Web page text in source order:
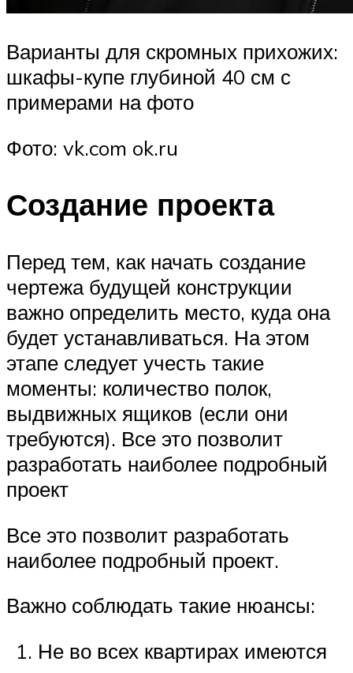
Варианты для скромных прихожих:
шкафы-купе глубиной 40 см с
примерами на фото
Фото: vk.com ok.ru
Создание проекта
Перед тем, как начать создание
чертежа будущей конструкции
важно определить место, куда она
будет устанавливаться. На этом
этапе следует учесть такие
моменты: количество полок,
выдвижных ящиков (если они
требуются). Все это позволит
разработать наиболее подробный
проект
Все это позволит разработать
наиболее подробный проект.
Важно соблюдать такие нюансы:
Не во всех квартирах имеются